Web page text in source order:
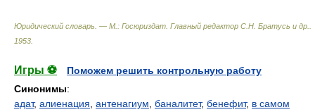
Юридический словарь. — М.: Госюриздат Главный редактор С.Н. Братусь и др.
1953
Игры ⚽
Поможем решить контрольную работу
Синонимы:
адат, алиенация антенагиум баналитет, бенефит, в самом